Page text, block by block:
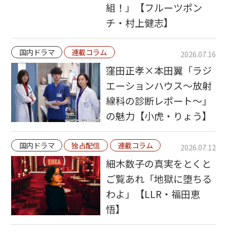
組！」【フルーツポン
チ・村上健志】
国内ドラマ 連載コラム 2026.07.16
窪田正孝×本田翼「ラジ
エーションハウス〜放射
線科の診断レポート〜」
の魅力【小虎・りょう】
国内ドラマ 独占配信 連載コラム 2026.07.12
細木数子の真実をとくと
ご覧あれ「地獄に堕ちる
わよ」【LLR・福田恵
悟】